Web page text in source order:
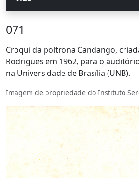
071
Croqui da poltrona Candango,
Rodrigues em 1962, para o
na Universidade de Brasília (UNB).
Imagem de propriedade do Instituto